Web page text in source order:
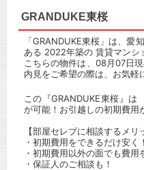
GRANDUKE東桜
「GRANDUKE東桜」は、愛
ある 2022年築の 賃貸マンシ
こちらの物件は、08月07日
内見をご希望の際は、お気軽
この『GRANDUKE東桜』
が可能！お引越しの初期費用
【部屋セレブに相談するメリ
・初期費用をできるだけ安く！
・初期費用以外の面でも費用
・保証人のご相談も！